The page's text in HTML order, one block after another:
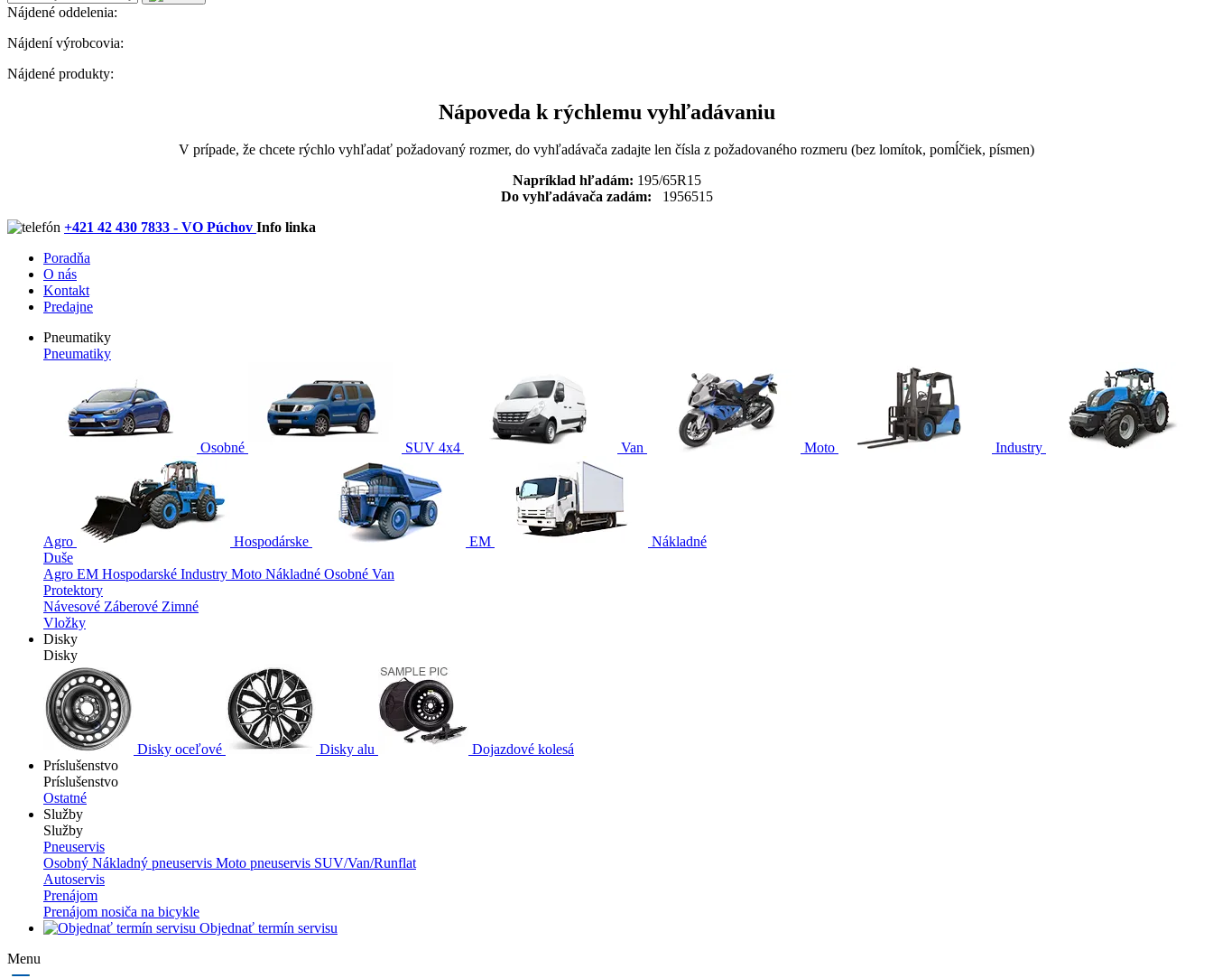
Nájdené oddelenia:
Nájdení výrobcovia:
Nájdené produkty:
Nápoveda k rýchlemu vyhľadávaniu
V prípade, že chcete rýchlo vyhľadať požadovaný rozmer, do vyhľadávača zadajte len čísla z požadovaného rozmeru (bez lomítok, pomĺčiek, písmen)
Napríklad hľadám: 195/65R15
Do vyhľadávača zadám: 1956515
+421 42 430 7833 - VO Púchov Info linka
Poradňa
O nás
Kontakt
Predajne
Pneumatiky
Pneumatiky
Osobné SUV 4x4 Van Moto Industry
Agro Hospodárske EM
Nákladné
Duše
Agro EM Hospodarské Industry Moto Nákladné Osobné Van
Protektory
Návesové Záberové Zimné
Vložky
Disky
Disky
Disky oceľové Disky alu
Dojazdové kolesá
Príslušenstvo
Príslušenstvo
Ostatné
Služby
Služby
Pneuservis
Osobný Nákladný pneuservis Moto pneuservis SUV/Van/Runflat
Autoservis
Prenájom
Prenájom nosiča na bicykle
Objednať termín servisu
Menu